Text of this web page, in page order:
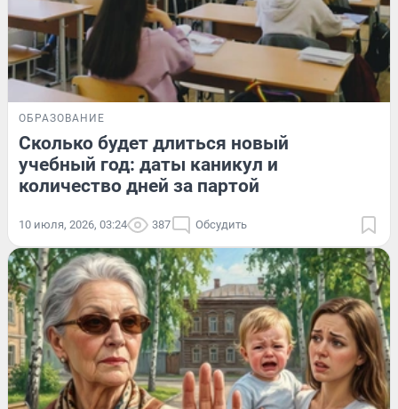
ОБРАЗОВАНИЕ
Сколько будет длиться новый
учебный год: даты каникул и
количество дней за партой
10 июля, 2026, 03:24 387 Обсудить